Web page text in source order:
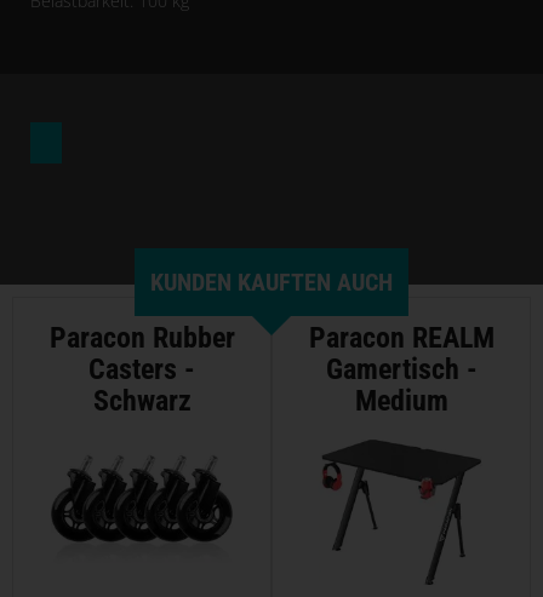
KUNDEN KAUFTEN AUCH
Paracon Rubber
Casters -
Schwarz
Paracon REALM
Gamertisch -
Medium